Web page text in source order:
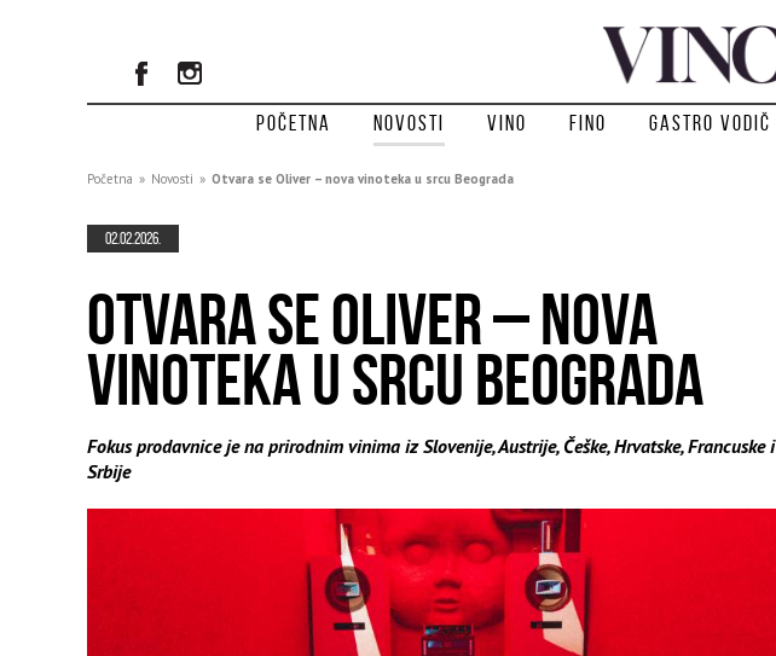
Početna Novosti Vino Fino Gastro vodič
Početna » Novosti » Otvara se Oliver – nova vinoteka u srcu Beograda
02.02.2026.
OTVARA SE OLIVER – NOVA
VINOTEKA U SRCU BEOGRADA
Fokus prodavnice je na prirodnim vinima iz Slovenije, Austrije, Češke, Hrvatske, Francuske i
Srbije